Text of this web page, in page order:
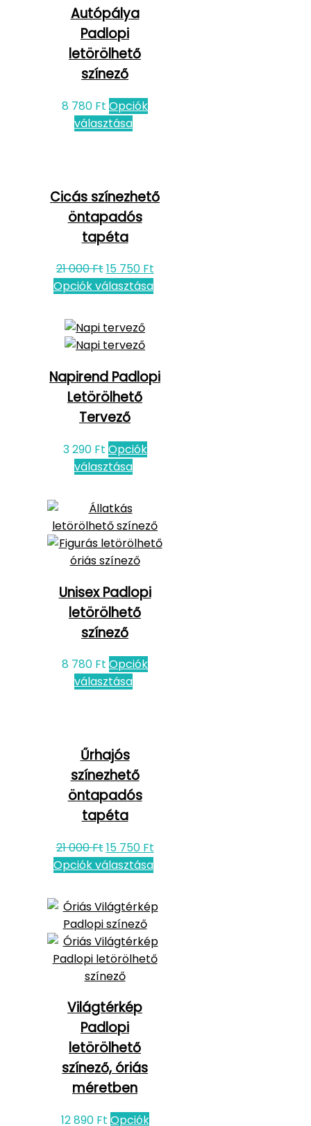
Autópálya
Padlopi
letörölhető
színező
8 780 Ft Opciók
választása
Cicás színezhető
öntapadós
tapéta
21 000Ft15 750 Ft
Opciók választása
Napirend Padlopi
Letörölhető
Tervező
3 290 Ft Opciók
választása
Unisex Padlopi
letörölhető
színező
8 780 Ft Opciók
választása
Űrhajós
színezhető
öntapadós
tapéta
21 000Ft15 750 Ft
Opciók választása
Világtérkép
Padlopi
letörölhető
színező, óriás
méretben
12 890 Ft Opciók